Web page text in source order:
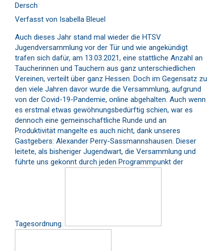
Dersch
Verfasst von Isabella Bleuel
Auch dieses Jahr stand mal wieder die HTSV
Jugendversammlung vor der Tür und wie angekündigt
trafen sich dafür, am 13.03.2021, eine stattliche Anzahl an
Taucherinnen und Tauchern aus ganz unterschiedlichen
Vereinen, verteilt über ganz Hessen. Doch im Gegensatz zu
den viele Jahren davor wurde die Versammlung, aufgrund
von der Covid-19-Pandemie, online abgehalten. Auch wenn
es erstmal etwas gewöhnungsbedürftig schien, war es
dennoch eine gemeinschaftliche Runde und an
Produktivität mangelte es auch nicht, dank unseres
Gastgebers: Alexander Perry-Sassmannshausen. Dieser
leitete, als bisheriger Jugendwart, die Versammlung und
führte uns gekonnt durch jeden Programmpunkt der
Tagesordnung.